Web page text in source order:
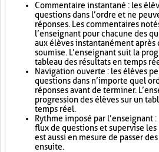
Commentaire instantané : les
questions dans l’ordre et ne
réponses. Les commentaires
l’enseignant pour chacune des
aux élèves instantanément après
soumise. L’enseignant suit la
tableau des résultats en temps
Navigation ouverte : les élèves
questions dans n’importe quel
réponses avant de terminer.
progression des élèves sur un
temps réel.
Rythme imposé par l’enseignant
flux de questions et supervise
est aussi en mesure de passer
ensuite.